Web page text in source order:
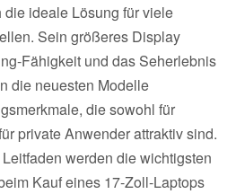
ideale Lösung für viele
Sein größeres Display
Fähigkeit und das Seherlebnis
die neuesten Modelle
die sowohl für
private Anwender attraktiv sind.
werden die wichtigsten
Kauf eines 17-Zoll-Laptops